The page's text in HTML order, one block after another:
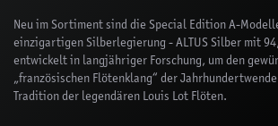
Neu im Sortiment sind die Special Edition A-
einzigartigen Silberlegierung - ALTUS Silber mit
entwickelt in langjähriger Forschung, um den
„französischen Flötenklang“ der
Tradition der legendären Louis Lot Flöten.